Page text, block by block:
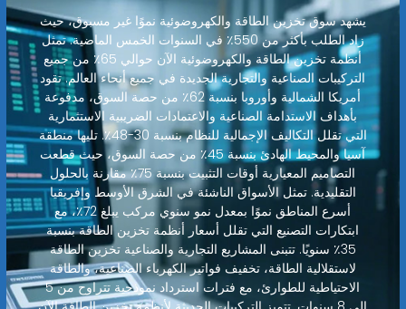
يشهد سوق تخزين الطاقة والكهروضوئية نموًا غير مسبوق، حيث
زاد الطلب بأكثر من 550٪ في السنوات الخمس الماضية. تمثل
أنظمة تخزين الطاقة والكهروضوئية الآن حوالي 65٪ من جميع
التركيبات الصناعية والتجارية الجديدة في جميع أنحاء العالم. تقود
أمريكا الشمالية وأوروبا بنسبة 62٪ من حصة السوق، مدفوعة
بأهداف الاستدامة الصناعية والاعتمادات الضريبية الاستثمارية
التي تقلل التكاليف الإجمالية للنظام بنسبة 30-48٪. تليها منطقة
آسيا والمحيط الهادئ بنسبة 45٪ من حصة السوق، حيث قطعت
التصاميم المعيارية أوقات التثبيت بنسبة 75٪ مقارنة بالحلول
التقليدية. تمثل الأسواق الناشئة في الشرق الأوسط وإفريقيا
أسرع المناطق نموًا بمعدل نمو سنوي مركب يبلغ 72٪، مع
ابتكارات التصنيع التي تقلل أسعار أنظمة تخزين الطاقة بنسبة
35٪ سنويًا. تتبنى المشاريع التجارية والصناعية تخزين الطاقة
لاستقلالية الطاقة، تخفيف فواتير الكهرباء الصناعية، والطاقة
الاحتياطية للطوارئ، مع فترات استرداد نموذجية تتراوح من 5